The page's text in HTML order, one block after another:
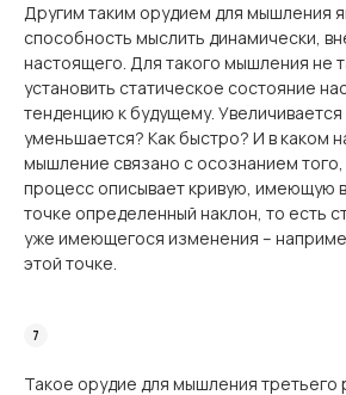
Другим таким орудием для мышления
способность мыслить динамически,
настоящего. Для такого мышления не
установить статическое состояние
тенденцию к будущему. Увеличивается
уменьшается? Как быстро? И в каком
мышление связано с осознанием
процесс описывает кривую, имеющую
точке определенный наклон, то есть
уже имеющегося изменения –
этой точке.
Такое орудие для мышления третьего